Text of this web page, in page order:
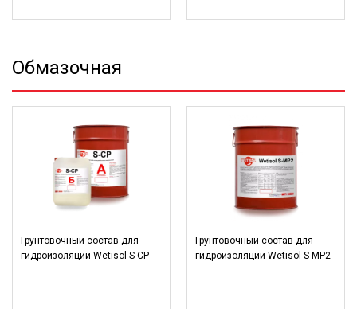
Обмазочная
Грунтовочный состав для
гидроизоляции Wetisol S-CP
Грунтовочный состав для
гидроизоляции Wetisol S-MP2